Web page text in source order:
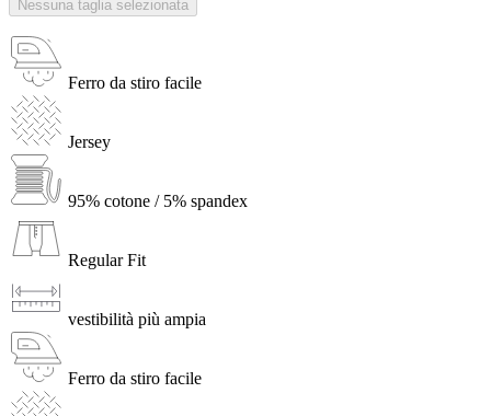
Nessuna taglia selezionata
Ferro da stiro facile
Jersey
95% cotone / 5% spandex
Regular Fit
vestibilità più ampia
Ferro da stiro facile